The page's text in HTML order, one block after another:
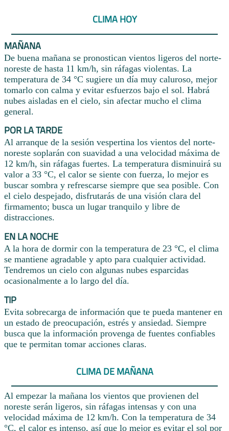
CLIMA HOY
MAÑANA
De buena mañana se pronostican vientos ligeros del norte-
noreste de hasta 11 km/h, sin ráfagas violentas. La
temperatura de 34 °C sugiere un día muy caluroso, mejor
tomarlo con calma y evitar esfuerzos bajo el sol. Habrá
nubes aisladas en el cielo, sin afectar mucho el clima
general.
POR LA TARDE
Al arranque de la sesión vespertina los vientos del norte-
noreste soplarán con suavidad a una velocidad máxima de
12 km/h, sin ráfagas fuertes. La temperatura disminuirá su
valor a 33 °C, el calor se siente con fuerza, lo mejor es
buscar sombra y refrescarse siempre que sea posible. Con
el cielo despejado, disfrutarás de una visión clara del
firmamento; busca un lugar tranquilo y libre de
distracciones.
EN LA NOCHE
A la hora de dormir con la temperatura de 23 °C, el clima
se mantiene agradable y apto para cualquier actividad.
Tendremos un cielo con algunas nubes esparcidas
ocasionalmente a lo largo del día.
TIP
Evita sobrecarga de información que te pueda mantener en
un estado de preocupación, estrés y ansiedad. Siempre
busca que la información provenga de fuentes confiables
que te permitan tomar acciones claras.
CLIMA DE MAÑANA
Al empezar la mañana los vientos que provienen del
noreste serán ligeros, sin ráfagas intensas y con una
velocidad máxima de 12 km/h. Con la temperatura de 34
°C, el calor es intenso, así que lo mejor es evitar el sol por